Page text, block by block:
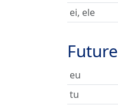
ei, ele
Future
eu
tu